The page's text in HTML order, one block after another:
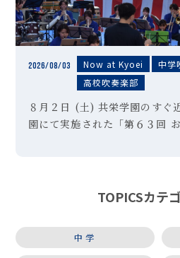
2026/08/03 Now at Kyoei
中学
高校吹奏楽部
８月２日 (土) 共栄学園のすぐ
園にて実施された「第６３回
TOPICSカテ
中学